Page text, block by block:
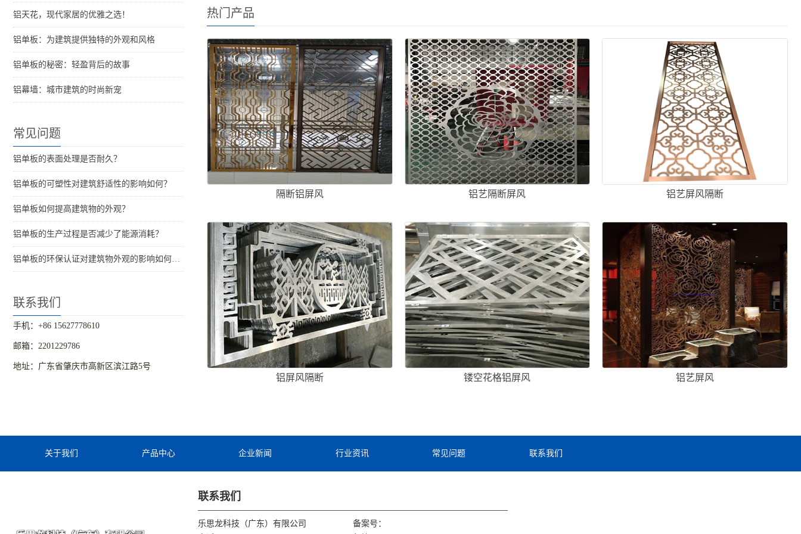
铝天花，现代家居的优雅之选！
铝单板：为建筑提供独特的外观和风格
铝单板的秘密：轻盈背后的故事
铝幕墙：城市建筑的时尚新宠
常见问题
铝单板的表面处理是否耐久？
铝单板的可塑性对建筑舒适性的影响如何？
铝单板如何提高建筑物的外观？
铝单板的生产过程是否减少了能源消耗？
铝单板的环保认证对建筑物外观的影响如何评估？
联系我们
手机：+86 15627778610
邮箱：2201229786
地址：广东省肇庆市高新区滨江路5号
热门产品
隔断铝屏风 铝艺隔断屏风 铝艺屏风隔断
铝屏风隔断 镂空花格铝屏风 铝艺屏风
关于我们 产品中心 企业新闻 行业资讯 常见问题 联系我们
联系我们
乐思龙科技（广东）有限公司
备案号：